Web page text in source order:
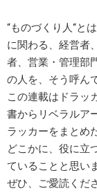
“ものづくり人“と
に関わる、経営者
者、営業・管理部
の人を、そう呼ん
この連載はドラッ
書からリベラルア
ラッカーをまとめ
どこかに、役に立
ていることと思い
ぜひ、ご愛読くだ